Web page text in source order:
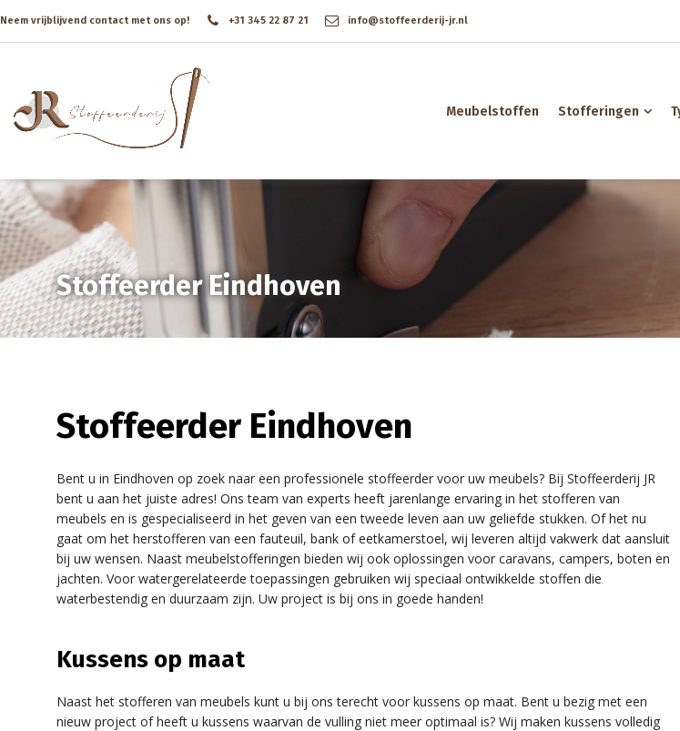
Neem vrijblijvend contact met ons op! +31 345 22 87 21 info@stoffeerderij-jr.nl
Meubelstoffen Stofferingen
Stoffeerder Eindhoven
Stoffeerder Eindhoven
Bent u in Eindhoven op zoek naar een professionele stoffeerder voor uw meubels? Bij Stoffeerderij JR
bent u aan het juiste adres! Ons team van experts heeft jarenlange ervaring in het stofferen van
meubels en is gespecialiseerd in het geven van een tweede leven aan uw geliefde stukken. Of het nu
gaat om het herstofferen van een fauteuil, bank of eetkamerstoel, wij leveren altijd vakwerk dat aansluit
bij uw wensen. Naast meubelstofferingen bieden wij ook oplossingen voor caravans, campers, boten en
jachten. Voor watergerelateerde toepassingen gebruiken wij speciaal ontwikkelde stoffen die
waterbestendig en duurzaam zijn. Uw project is bij ons in goede handen!
Kussens op maat
Naast het stofferen van meubels kunt u bij ons terecht voor kussens op maat. Bent u bezig met een
nieuw project of heeft u kussens waarvan de vulling niet meer optimaal is? Wij maken kussens volledig